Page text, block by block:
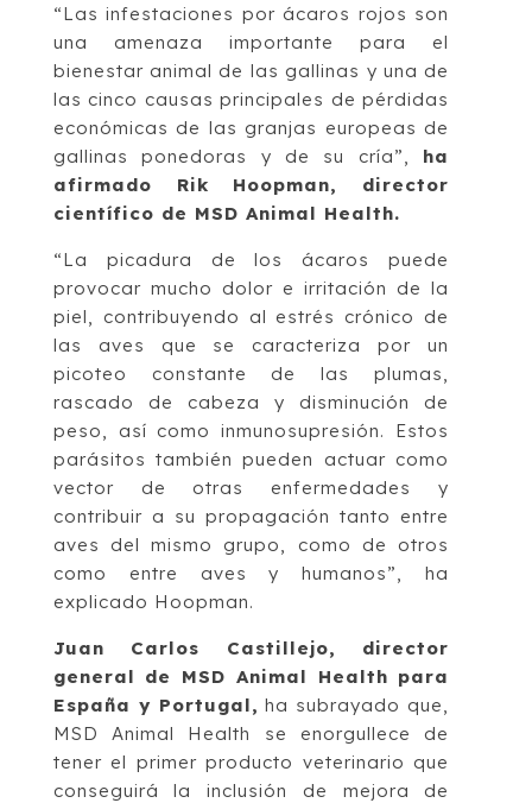
“Las infestaciones por ácaros rojos son
una amenaza importante para el
bienestar animal de las gallinas y una de
las cinco causas principales de pérdidas
económicas de las granjas europeas de
gallinas ponedoras y de su cría”, ha
afirmado Rik Hoopman, director
científico de MSD Animal Health.
“La picadura de los ácaros puede
provocar mucho dolor e irritación de la
piel, contribuyendo al estrés crónico de
las aves que se caracteriza por un
picoteo constante de las plumas,
rascado de cabeza y disminución de
peso, así como inmunosupresión. Estos
parásitos también pueden actuar como
vector de otras enfermedades y
contribuir a su propagación tanto entre
aves del mismo grupo, como de otros
como entre aves y humanos”, ha
explicado Hoopman.
Juan Carlos Castillejo, director
general de MSD Animal Health para
España y Portugal, ha subrayado que,
MSD Animal Health se enorgullece de
tener el primer producto veterinario que
conseguirá la inclusión de mejora de